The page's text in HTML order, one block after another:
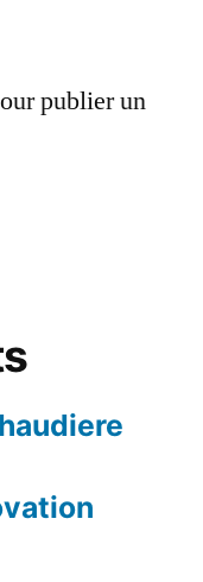
publier un